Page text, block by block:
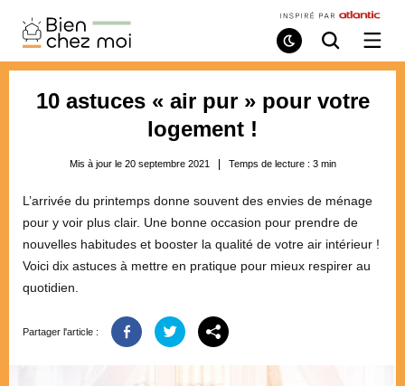
Bien
Chez
Moi
Mode
de
Recherche
/
10 astuces « air pur » pour votre
logement !
Mis à jour le 20 septembre 2021 Temps de lecture : 3 min
L’arrivée du printemps donne souvent des envies de ménage
pour y voir plus clair. Une bonne occasion pour prendre de
nouvelles habitudes et booster la qualité de votre air intérieur !
Voici dix astuces à mettre en pratique pour mieux respirer au
quotidien.
Partager l'article :